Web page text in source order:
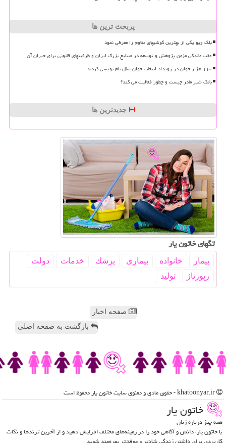
پربحث ترین ها
بلک ویو یکی از بهترین گوشیهای مقاوم را معرفی نمود
عقب ماندگی مزمن پژوهش و توسعه در صنایع بزرگ ایران و ظرفیتهای قانونی برای جبران آن
۱۱۰ هزار جوان در رویداد انتخاب جوان سال نام نویسی کردند
بانک شیر مادر چیست و چطور فعالیت می کند؟
جدیدترین ها
تگهای خاتون یار
بیمار خانواده بیماری پزشك خدمات
دولت
رپورتاژ
تولید
صفحه اخبار
بازگشت به صفحه اصلی
خاتون یار
همه چیز درباره زنان
با خاتون یار، دانش و آگاهی خود را در زمینه‌های مختلف افزایش دهید و از آخرین ترندها و نکات